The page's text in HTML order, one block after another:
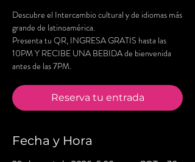
Descubre el Intercambio cultural y de idiomas más
grande de latinoamérica.
Presenta tu QR, INGRESA GRATIS hasta las
10PM Y RECIBE UNA BEBIDA de bienvenida
antes de las 7PM.
Reserva tu entrada
Fecha y Hora